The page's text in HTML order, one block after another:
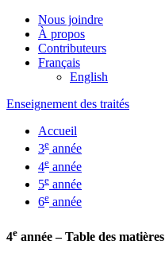
Nous joindre
À propos
Contributeurs
Français
English
Enseignement des traités
Accueil
3e année
4e année
5e année
6e année
4e année – Table des matières